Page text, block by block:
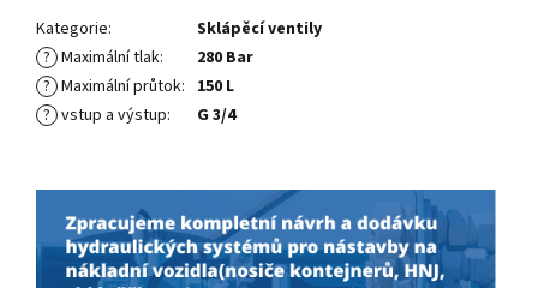
Kategorie:
Sklápěcí ventily
? Maximální tlak:
280 Bar
? Maximální průtok: 150 L
? vstup a výstup: G 3/4